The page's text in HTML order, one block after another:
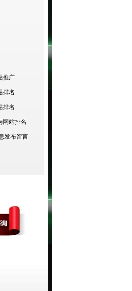
推广
排名
排名
网站排名
发布留言